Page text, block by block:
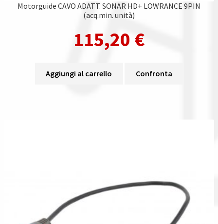
Motorguide CAVO ADATT. SONAR HD+ LOWRANCE 9PIN
(acq.min. unità)
115,20 €
Aggiungi al carrello Confronta